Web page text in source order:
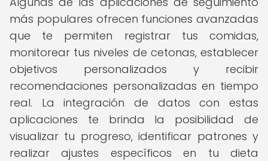
más populares ofrecen funciones avanzadas
que te permiten registrar tus comidas,
monitorear tus niveles de cetonas, establecer
objetivos personalizados y recibir
recomendaciones personalizadas en tiempo
real. La integración de datos con estas
aplicaciones te brinda la posibilidad de
visualizar tu progreso, identificar patrones y
realizar ajustes específicos en tu dieta